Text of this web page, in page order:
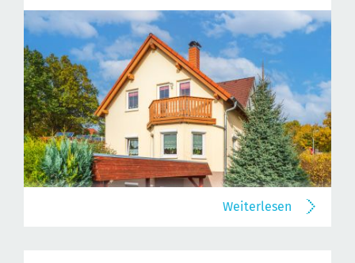
Weiterlesen